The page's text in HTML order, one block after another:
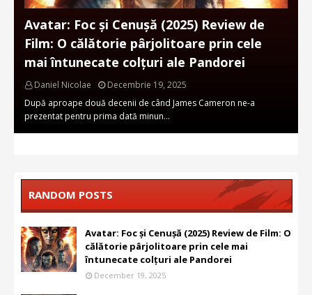
Avatar: Foc și Cenușă (2025) Review de
Film: O călătorie pârjolitoare prin cele
mai întunecate colțuri ale Pandorei
Daniel Nicolae
Decembrie 19, 2025
După aproape două decenii de când James Cameron ne-a
prezentat pentru prima dată minun…
RANDOM POSTS
Avatar: Foc și Cenușă (2025) Review de Film: O
călătorie pârjolitoare prin cele mai
întunecate colțuri ale Pandorei
December 19, 2025